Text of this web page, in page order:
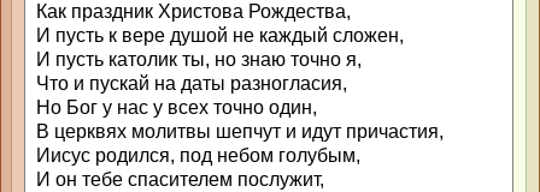
Как праздник Христова Рождества,
И пусть к вере душой не каждый сложен,
И пусть католик ты, но знаю точно я,
Что и пускай на даты разногласия,
Но Бог у нас у всех точно один,
В церквях молитвы шепчут и идут причастия,
Иисус родился, под небом голубым,
И он тебе спасителем послужит,